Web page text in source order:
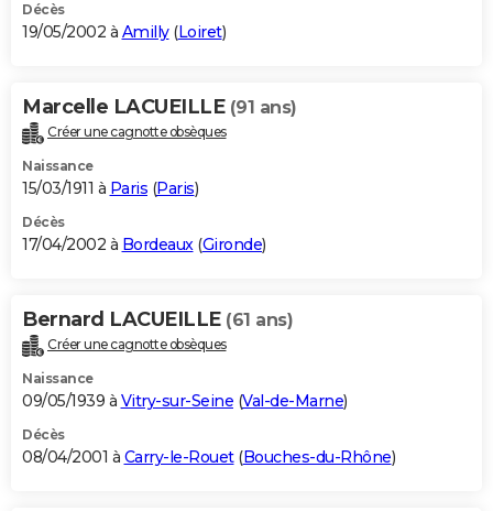
Décès
19/05/2002 à Amilly(Loiret)
Marcelle LACUEILLE (91 ans)
Créer une cagnotte obsèques
Naissance
15/03/1911 à Paris (Paris)
Décès
17/04/2002 à Bordeaux(Gironde)
Bernard LACUEILLE (61 ans)
Créer une cagnotte obsèques
Naissance
09/05/1939 à Vitry-sur-Seine (Val-de-Marne)
Décès
08/04/2001 à Carry-le-Rouet(Bouches-du-Rhône)